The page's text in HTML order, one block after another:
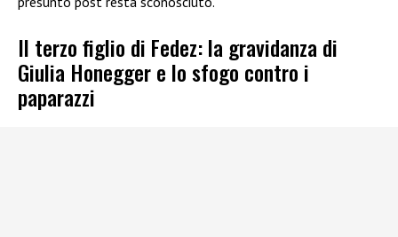
Il terzo figlio di Fedez: la gravidanza di
Giulia Honegger e lo sfogo contro i
paparazzi